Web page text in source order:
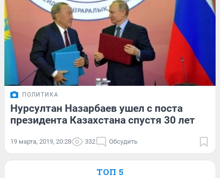
ПОЛИТИКА
Нурсултан Назарбаев ушел с поста
президента Казахстана спустя 30 лет
19 марта, 2019, 20:28 332 Обсудить
ТОП 5